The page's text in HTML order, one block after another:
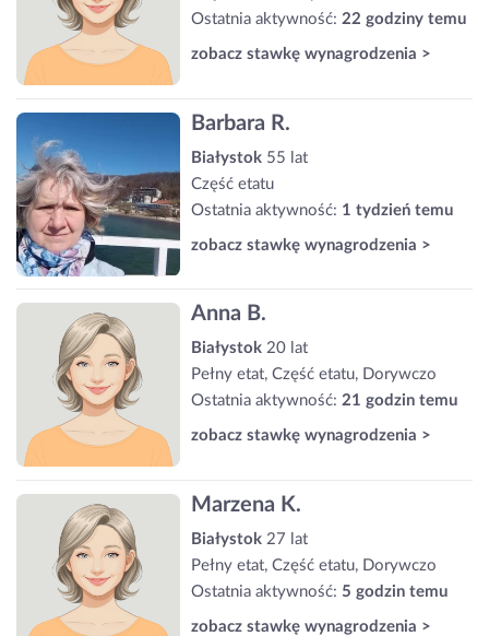
Ostatnia aktywność: 22 godziny temu
zobacz stawkę wynagrodzenia >
Barbara R.
Białystok 55 lat
Część etatu
Ostatnia aktywność: 1 tydzień temu
zobacz stawkę wynagrodzenia >
Anna B.
Białystok 20 lat
Pełny etat, Część etatu, Dorywczo
Ostatnia aktywność: 21 godzin temu
zobacz stawkę wynagrodzenia >
Marzena K.
Białystok 27 lat
Pełny etat, Część etatu, Dorywczo
Ostatnia aktywność: 5 godzin temu
zobacz stawkę wynagrodzenia >